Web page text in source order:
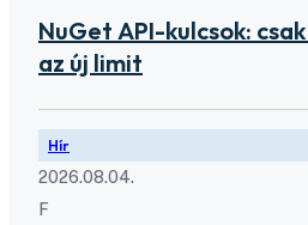
NuGet API-kulcsok:
az új limit
Hír
2026.08.04.
F